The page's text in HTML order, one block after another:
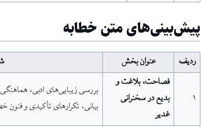
پیش‌بینی‌های متن خطابه
ردیف عنوان بخش
۱
فصاحت، بلاغت و
بدیع در سخنرانی
غدیر
بررسی زیبایی‌های ادبی،
بیانی، تکرارهای تأکیدی و فنون